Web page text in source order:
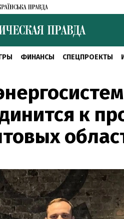
ФИНАНСЫ СПЕЦПРОЕКТЫ
к